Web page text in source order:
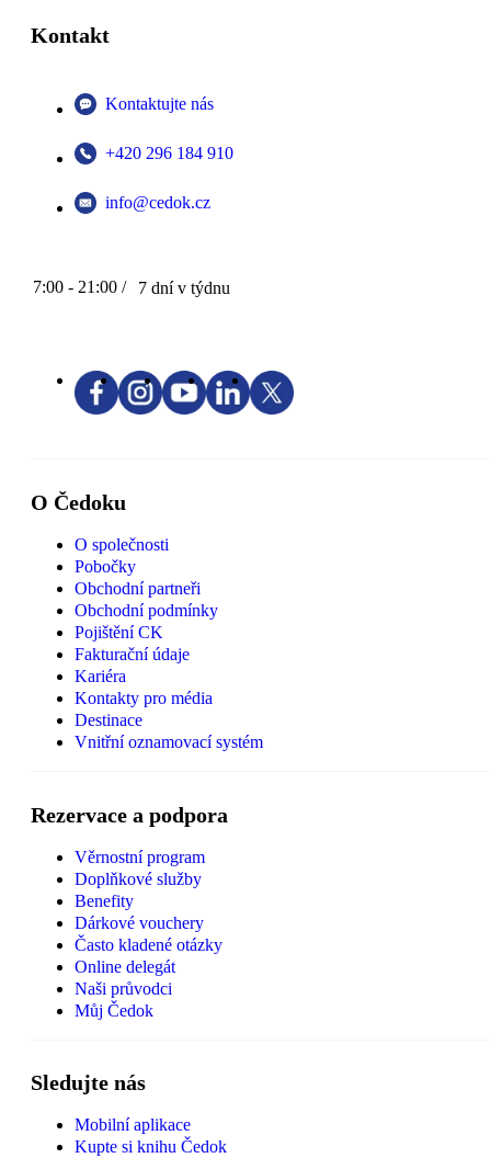
Kontakt
Kontaktujte nás
+420 296 184 910
info@cedok.cz
7:00 - 21:00 / 7 dní v týdnu
O Čedoku
O společnosti
Pobočky
Obchodní partneři
Obchodní podmínky
Pojištění CK
Fakturační údaje
Kariéra
Kontakty pro média
Destinace
Vnitřní oznamovací systém
Rezervace a podpora
Věrnostní program
Doplňkové služby
Benefity
Dárkové vouchery
Často kladené otázky
Online delegát
Naši průvodci
Můj Čedok
Sledujte nás
Mobilní aplikace
Kupte si knihu Čedok